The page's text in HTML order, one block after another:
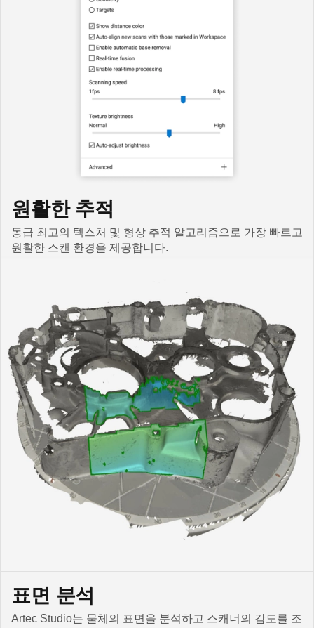
원활한 추적
동급 최고의 텍스처 및 형상 추적 알고리즘으로 가장 빠르고
원활한 스캔 환경을 제공합니다.
표면 분석
Artec Studio는 물체의 표면을 분석하고 스캐너의 감도를 조